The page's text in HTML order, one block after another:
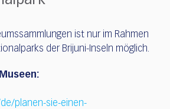
ist nur im Rahmen
der Brijuni-Inseln möglich.
planen-sie-einen-